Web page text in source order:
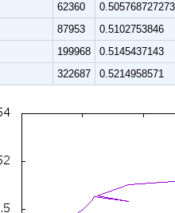
62360
0.505768727273
87953
0.5102753846
199968
0.5145437143
322687 0.5214958571